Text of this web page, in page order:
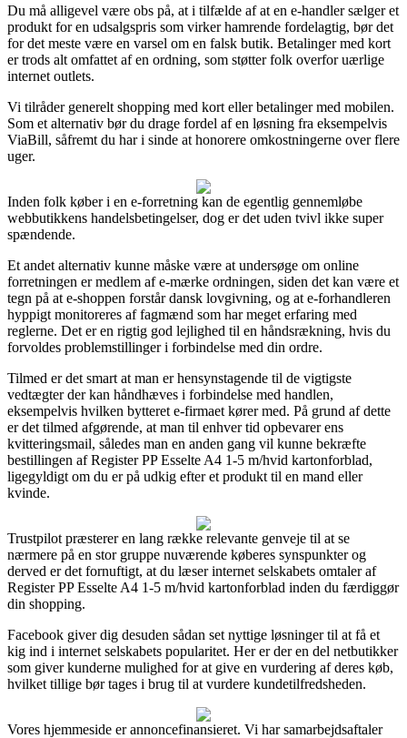
Du må alligevel være obs på, at i tilfælde af at en e-handler sælger et
produkt for en udsalgspris som virker hamrende fordelagtig, bør det
for det meste være en varsel om en falsk butik. Betalinger med kort
er trods alt omfattet af en ordning, som støtter folk overfor uærlige
internet outlets.
Vi tilråder generelt shopping med kort eller betalinger med mobilen.
Som et alternativ bør du drage fordel af en løsning fra eksempelvis
ViaBill, såfremt du har i sinde at honorere omkostningerne over flere
uger.
Inden folk køber i en e-forretning kan de egentlig gennemløbe
webbutikkens handelsbetingelser, dog er det uden tvivl ikke super
spændende.
Et andet alternativ kunne måske være at undersøge om online
forretningen er medlem af e-mærke ordningen, siden det kan være et
tegn på at e-shoppen forstår dansk lovgivning, og at e-forhandleren
hyppigt monitoreres af fagmænd som har meget erfaring med
reglerne. Det er en rigtig god lejlighed til en håndsrækning, hvis du
forvoldes problemstillinger i forbindelse med din ordre.
Tilmed er det smart at man er hensynstagende til de vigtigste
vedtægter der kan håndhæves i forbindelse med handlen,
eksempelvis hvilken bytteret e-firmaet kører med. På grund af dette
er det tilmed afgørende, at man til enhver tid opbevarer ens
kvitteringsmail, således man en anden gang vil kunne bekræfte
bestillingen af Register PP Esselte A4 1-5 m/hvid kartonforblad,
ligegyldigt om du er på udkig efter et produkt til en mand eller
kvinde.
Trustpilot præsterer en lang række relevante genveje til at se
nærmere på en stor gruppe nuværende køberes synspunkter og
derved er det fornuftigt, at du læser internet selskabets omtaler af
Register PP Esselte A4 1-5 m/hvid kartonforblad inden du færdiggør
din shopping.
Facebook giver dig desuden sådan set nyttige løsninger til at få et
kig ind i internet selskabets popularitet. Her er der en del netbutikker
som giver kunderne mulighed for at give en vurdering af deres køb,
hvilket tillige bør tages i brug til at vurdere kundetilfredsheden.
Vores hjemmeside er annoncefinansieret. Vi har samarbejdsaftaler